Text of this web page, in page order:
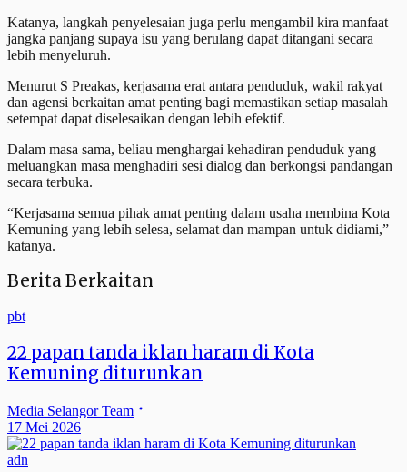
Katanya, langkah penyelesaian juga perlu mengambil kira manfaat
jangka panjang supaya isu yang berulang dapat ditangani secara
lebih menyeluruh.
Menurut S Preakas, kerjasama erat antara penduduk, wakil rakyat
dan agensi berkaitan amat penting bagi memastikan setiap masalah
setempat dapat diselesaikan dengan lebih efektif.
Dalam masa sama, beliau menghargai kehadiran penduduk yang
meluangkan masa menghadiri sesi dialog dan berkongsi pandangan
secara terbuka.
“Kerjasama semua pihak amat penting dalam usaha membina Kota
Kemuning yang lebih selesa, selamat dan mampan untuk didiami,”
katanya.
Berita Berkaitan
pbt
22 papan tanda iklan haram di Kota
Kemuning diturunkan
Media Selangor Team
17 Mei 2026
adn